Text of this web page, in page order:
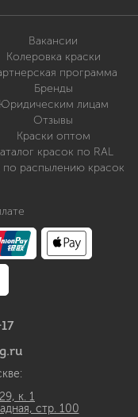
Вакансии
Колеровка краски
программа
Бренды
Юридическим лицам
Отзывы
Краски оптом
красок по RAL
по распылению красок
к. 1
стр. 100